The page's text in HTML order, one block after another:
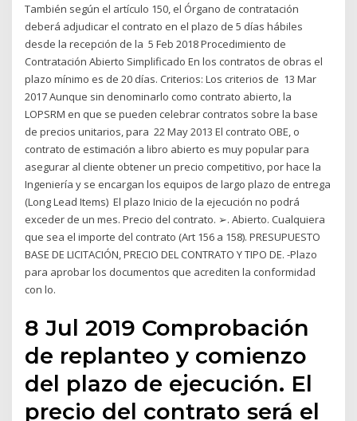
También según el artículo 150, el Órgano de contratación
deberá adjudicar el contrato en el plazo de 5 días hábiles
desde la recepción de la 5 Feb 2018 Procedimiento de
Contratación Abierto Simplificado En los contratos de obras el
plazo mínimo es de 20 días. Criterios: Los criterios de 13 Mar
2017 Aunque sin denominarlo como contrato abierto, la
LOPSRM en que se pueden celebrar contratos sobre la base
de precios unitarios, para 22 May 2013 El contrato OBE, o
contrato de estimación a libro abierto es muy popular para
asegurar al cliente obtener un precio competitivo, por hace la
Ingeniería y se encargan los equipos de largo plazo de entrega
(Long Lead Items) El plazo Inicio de la ejecución no podrá
exceder de un mes. Precio del contrato. ➢. Abierto. Cualquiera
que sea el importe del contrato (Art 156 a 158). PRESUPUESTO
BASE DE LICITACIÓN, PRECIO DEL CONTRATO Y TIPO DE. -Plazo
para aprobar los documentos que acrediten la conformidad
con lo.
8 Jul 2019 Comprobación
de replanteo y comienzo
del plazo de ejecución. El
precio del contrato será el